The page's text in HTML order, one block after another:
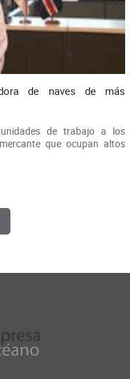
de naves de más
de trabajo a los
que ocupan altos